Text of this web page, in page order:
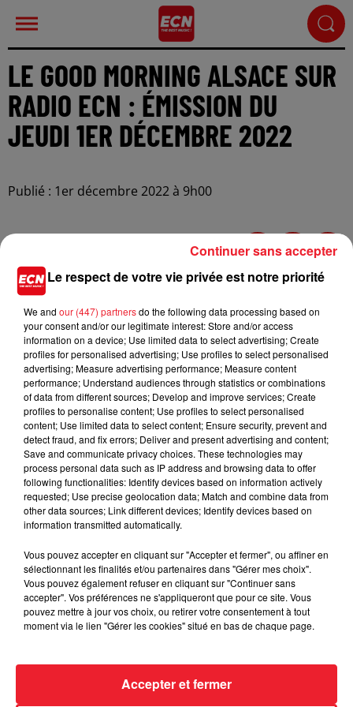
LE GOOD MORNING ALSACE SUR
RADIO ECN : ÉMISSION DU
JEUDI 1ER DÉCEMBRE 2022
Publié : 1er décembre 2022 à 9h00
LE GOOD MORNING ALSACE SUR RADIO ECN : ÉMISSION
DU JEUDI 1er DÉCEMBRE 2022
Le respect de votre vie privée est notre priorité
We and our (447) partnersdo the following data processing based on
your consent and/or our legitimate interest: Store and/or access
information on a device; Use limited data to select advertising; Create
profiles for personalised advertising; Use profiles to select personalised
advertising; Measure advertising performance; Measure content
performance; Understand audiences through statistics or combinations
of data from different sources; Develop and improve services; Create
profiles to personalise content; Use profiles to select personalised
content; Use limited data to select content; Ensure security, prevent and
detect fraud, and fix errors; Deliver and present advertising and content;
Save and communicate privacy choices. These technologies may
process personal data such as IP address and browsing data to offer
following functionalities: Identify devices based on information actively
requested; Use precise geolocation data; Match and combine data from
other data sources; Link different devices; Identify devices based on
information transmitted automatically.
Vous pouvez accepter en cliquant sur "Accepter et fermer", ou affiner en
sélectionnant les finalités et/ou partenaires dans "Gérer mes choix".
Vous pouvez également refuser en cliquant sur "Continuer sans
accepter". Vos préférences ne s'appliqueront que pour ce site. Vous
pouvez mettre à jour vos choix, ou retirer votre consentement à tout
moment via le lien "Gérer les cookies" situé en bas de chaque page.
Accepter et fermer
Continuer sans accepter